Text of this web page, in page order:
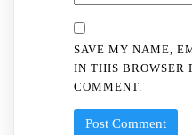
SAVE MY NAME,
IN THIS BROWSER
COMMENT.